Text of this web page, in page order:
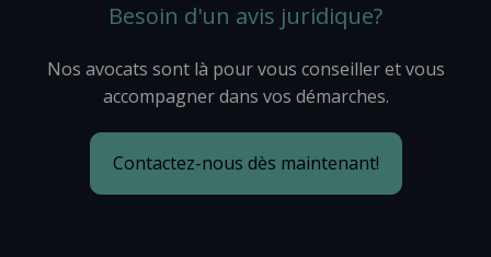
Besoin d'un avis juridique?
Nos avocats sont là pour vous conseiller et vous
accompagner dans vos démarches.
Contactez-nous dès maintenant!